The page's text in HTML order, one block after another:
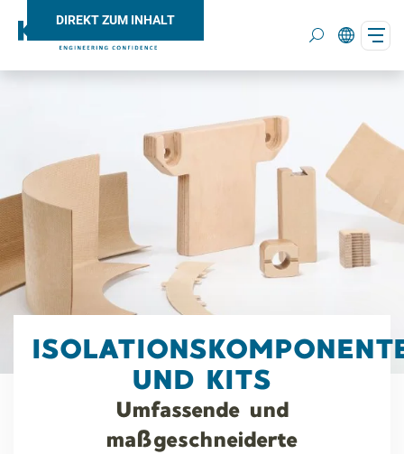
DIREKT ZUM INHALT
UND KITS
Umfassende und
maßgeschneiderte